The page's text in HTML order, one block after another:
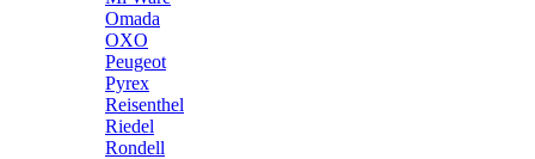
Omada
OXO
Peugeot
Pyrex
Reisenthel
Riedel
Rondell